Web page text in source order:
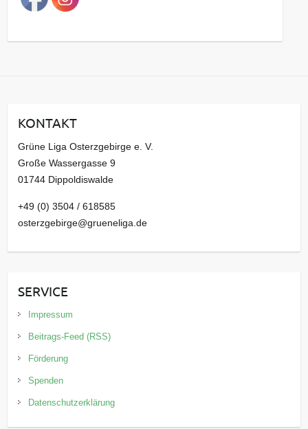
g
a
v
KONTAKT
Grüne Liga Osterzgebirge e. V.
Große Wassergasse 9
01744 Dippoldiswalde
+49 (0) 3504 / 618585
osterzgebirge@grueneliga.de
SERVICE
Impressum
Beitrags-Feed (RSS)
Förderung
Spenden
Datenschutzerklärung